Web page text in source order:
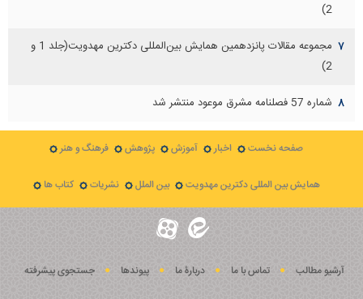
2)
۷
مجموعه مقالات پانزدهمين همايش بين‌المللی دكترين مهدويت(جلد 1 و
2)
۸ شماره 57 فصلنامه مشرق موعود منتشر شد
صفحه نخست اخبار آموزش پژوهش فرهنگ و هنر
همایش بین المللی دکترین مهدویت بین الملل نشریات کتاب ها
آرشیو مطالب تماس با ما دربارۀ ما پيوندها جستجوی پيشرفته